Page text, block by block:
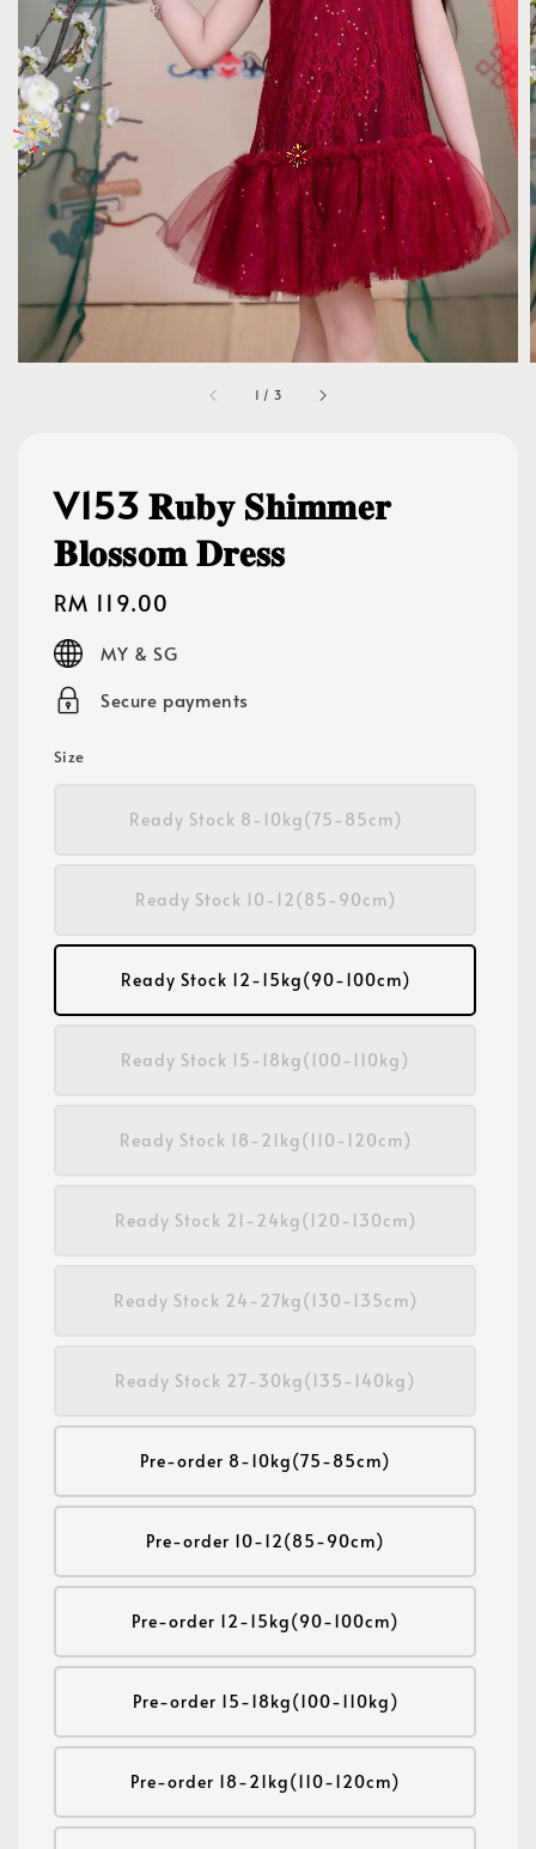
1 / 3
V153 𝐑𝐮𝐛𝐲 𝐒𝐡𝐢𝐦𝐦𝐞𝐫
𝐁𝐥𝐨𝐬𝐬𝐨𝐦 𝐃𝐫𝐞𝐬𝐬
Regular
price
RM 119.00
MY & SG
Secure payments
Size
Ready Stock 8-10kg(75-85cm)
Ready Stock 10-12(85-90cm)
Ready Stock 12-15kg(90-100cm)
Ready Stock 15-18kg(100-110kg)
Ready Stock 18-21kg(110-120cm)
Ready Stock 21-24kg(120-130cm)
Ready Stock 24-27kg(130-135cm)
Ready Stock 27-30kg(135-140kg)
Pre-order 8-10kg(75-85cm)
Pre-order 10-12(85-90cm)
Pre-order 12-15kg(90-100cm)
Pre-order 15-18kg(100-110kg)
Pre-order 18-21kg(110-120cm)